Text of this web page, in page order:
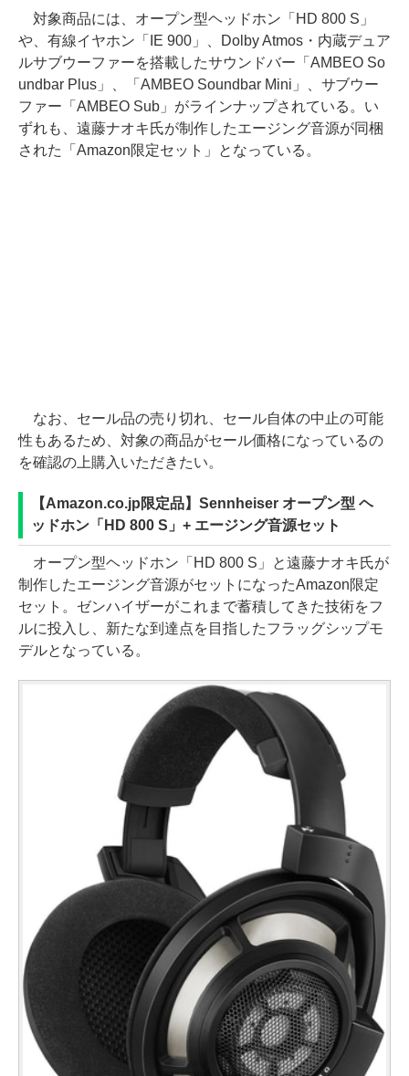
対象商品には、オープン型ヘッドホン「HD 800 S」
や、有線イヤホン「IE 900」、Dolby Atmos・内蔵デュア
ルサブウーファーを搭載したサウンドバー「AMBEO So
undbar Plus」、「AMBEO Soundbar Mini」、サブウー
ファー「AMBEO Sub」がラインナップされている。い
ずれも、遠藤ナオキ氏が制作したエージング音源が同梱
された「Amazon限定セット」となっている。
なお、セール品の売り切れ、セール自体の中止の可能
性もあるため、対象の商品がセール価格になっているの
を確認の上購入いただきたい。
【Amazon.co.jp限定品】Sennheiser オープン型 ヘ
ッドホン「HD 800 S」+ エージング音源セット
オープン型ヘッドホン「HD 800 S」と遠藤ナオキ氏が
制作したエージング音源がセットになったAmazon限定
セット。ゼンハイザーがこれまで蓄積してきた技術をフ
ルに投入し、新たな到達点を目指したフラッグシップモ
デルとなっている。